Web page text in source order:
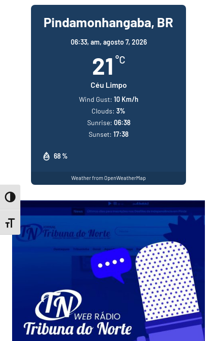
Toggle High Contrast
Toggle Font size
Pindamonhangaba, BR
06:33, am, agosto 7, 2026
21 °C
Céu Limpo
68 %
Wind Gust: 10 Km/h
Clouds: 3%
Sunrise: 06:38
Sunset: 17:38
Weather from OpenWeatherMap